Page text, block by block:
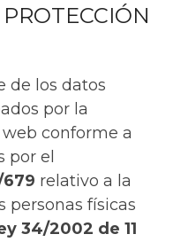
de los datos
por la
conforme a
por el
679 relativo a la
personas físicas
34/2002 de 11